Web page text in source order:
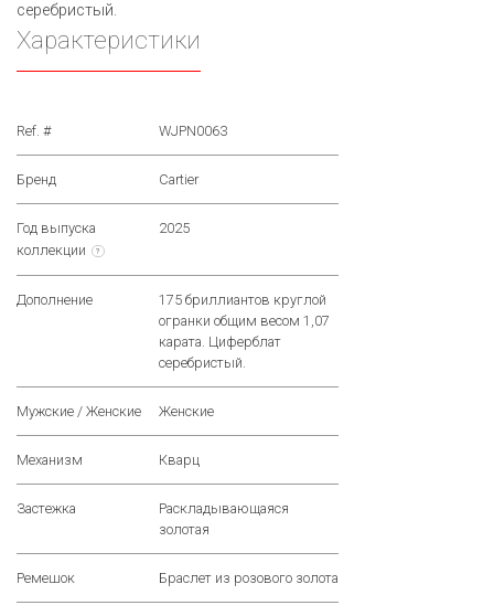
серебристый.
Характеристики
Ref. # WJPN0063
Бренд Cartier
Год выпуска
коллекции
?
2025
Дополнение
175 бриллиантов круглой
огранки общим весом 1,07
карата. Циферблат
серебристый.
Мужские / Женские Женские
Механизм Кварц
Застежка
Раскладывающаяся
золотая
Ремешок Браслет из розового золота